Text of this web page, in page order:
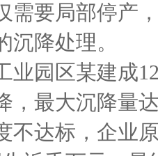
需要局部停产
降处理。
业园区某建成
，最大沉降量
不达标，企业